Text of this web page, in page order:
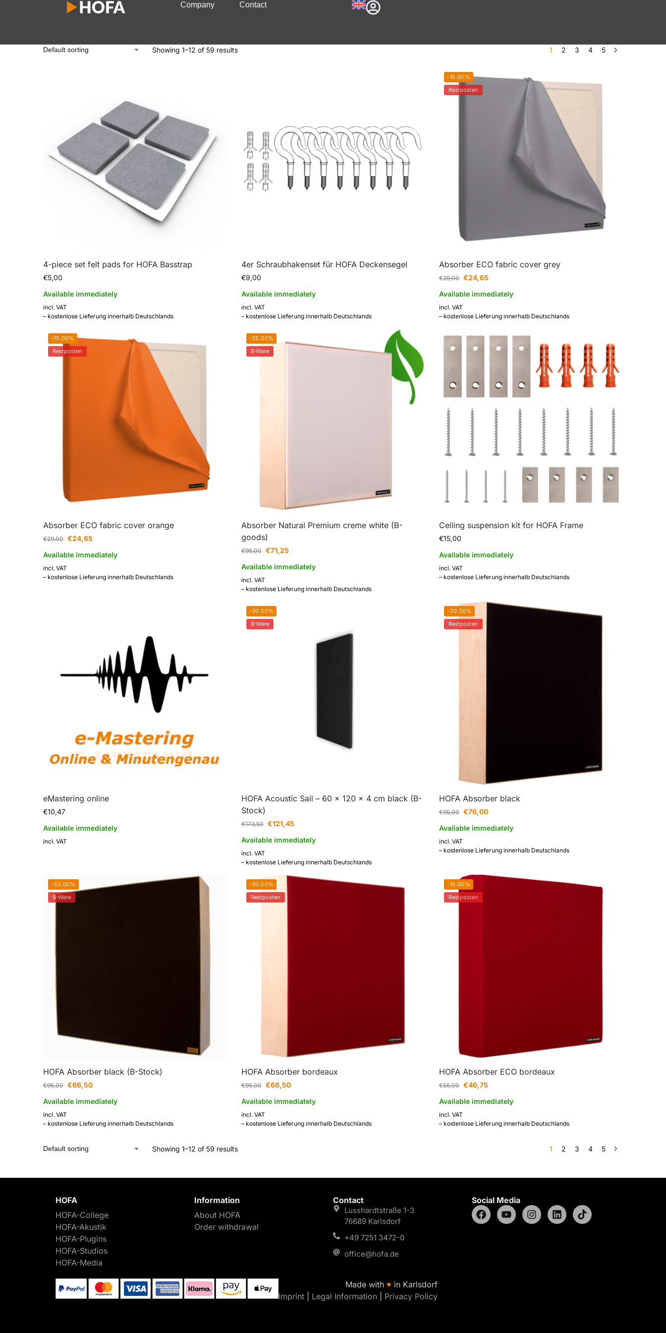
Company Contact
Showing 1–12 of 59 results 1 2 3 4 5
4-piece set felt pads for HOFA Basstrap
€5,00
Available immediately
incl. VAT
– kostenlose Lieferung innerhalb Deutschlands
4er Schraubhakenset für HOFA Deckensegel
€9,00
Available immediately
incl. VAT
– kostenlose Lieferung innerhalb Deutschlands
-15.00%
Restposten
Absorber ECO fabric cover grey
€29,00 €24,65
Available immediately
incl. VAT
– kostenlose Lieferung innerhalb Deutschlands
-15.00%
Restposten
Absorber ECO fabric cover orange
€29,00 €24,65
Available immediately
incl. VAT
– kostenlose Lieferung innerhalb Deutschlands
-25.00%
B-Ware
Absorber Natural Premium creme white (B-
goods)
€95,00 €71,25
Available immediately
incl. VAT
– kostenlose Lieferung innerhalb Deutschlands
Ceiling suspension kit for HOFA Frame
€15,00
Available immediately
incl. VAT
– kostenlose Lieferung innerhalb Deutschlands
eMastering online
€10,47
Available immediately
incl. VAT
-30.00%
B-Ware
HOFA Acoustic Sail – 60 x 120 x 4 cm black (B-
Stock)
€173,50 €121,45
Available immediately
incl. VAT
– kostenlose Lieferung innerhalb Deutschlands
-20.00%
Restposten
HOFA Absorber black
€95,00 €76,00
Available immediately
incl. VAT
– kostenlose Lieferung innerhalb Deutschlands
-30.00%
B-Ware
HOFA Absorber black (B-Stock)
€95,00 €66,50
Available immediately
incl. VAT
– kostenlose Lieferung innerhalb Deutschlands
-30.00%
Restposten
HOFA Absorber bordeaux
€95,00 €66,50
Available immediately
incl. VAT
– kostenlose Lieferung innerhalb Deutschlands
-15.00%
Restposten
HOFA Absorber ECO bordeaux
€55,00 €46,75
Available immediately
incl. VAT
– kostenlose Lieferung innerhalb Deutschlands
Showing 1–12 of 59 results 1 2 3 4 5
HOFA
HOFA-College
HOFA-Akustik
HOFA-Plugins
HOFA-Studios
HOFA-Media
Information
About HOFA
Order withdrawal
Contact
Lusshardtstraße 1-3
76689 Karlsdorf
+49 7251 3472-0
office@hofa.de
Social Media
Made with ♥ in Karlsdorf
Imprint
Legal Information Privacy Policy